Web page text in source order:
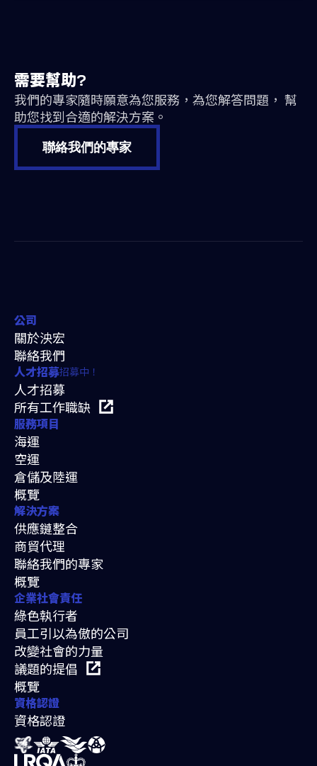
需要幫助?
我們的專家隨時願意為您服務，為您解答問題， 幫
助您找到合適的解決方案。
聯絡我們的專家
公司
關於泱宏
聯絡我們
人才招募招募中！
人才招募
所有工作職缺
服務項目
海運
空運
倉儲及陸運
概覽
解決方案
供應鏈整合
商貿代理
聯絡我們的專家
概覽
企業社會責任
綠色執行者
員工引以為傲的公司
改變社會的力量
議題的提倡
概覽
資格認證
資格認證